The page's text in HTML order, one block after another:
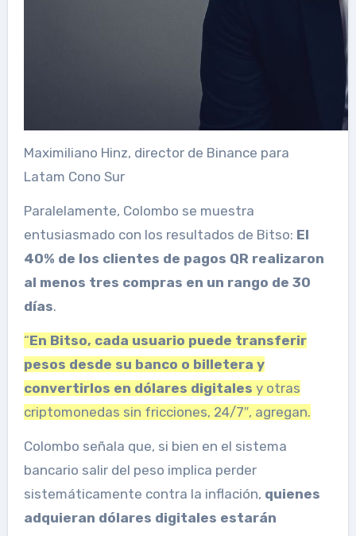
Maximiliano Hinz, director de Binance para
Latam Cono Sur
Paralelamente, Colombo se muestra
entusiasmado con los resultados de Bitso: El
40% de los clientes de pagos QR realizaron
al menos tres compras en un rango de 30
días.
“En Bitso, cada usuario puede transferir
pesos desde su banco o billetera y
convertirlos en dólares digitales y otras
criptomonedas sin fricciones, 24/7″, agregan.
Colombo señala que, si bien en el sistema
bancario salir del peso implica perder
sistemáticamente contra la inflación, quienes
adquieran dólares digitales estarán